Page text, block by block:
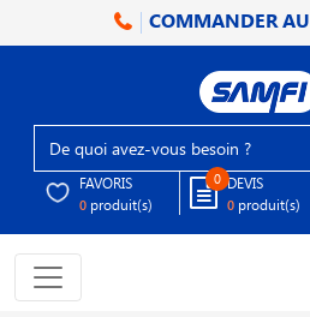
COMMANDER AU
FAVORIS
0 produit(s)
0 DEVIS
0 produit(s)